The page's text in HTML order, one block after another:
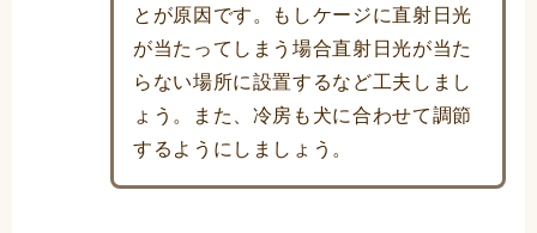
とが原因です。もしケージに直射日光
が当たってしまう場合直射日光が当た
らない場所に設置するなど工夫しまし
ょう。また、冷房も犬に合わせて調節
するようにしましょう。